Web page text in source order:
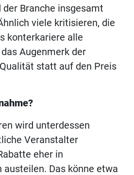
Branche insgesamt
viele kritisieren, die
konterkariere alle
Augenmerk der
statt auf den Preis
wird unterdessen
Veranstalter
eher in
Das könne etwa